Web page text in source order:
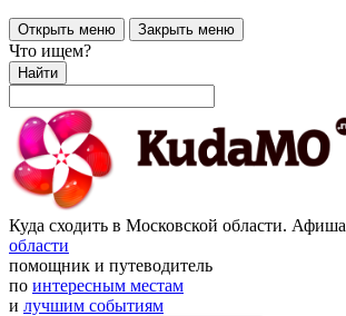
Открыть меню Закрыть меню
Что ищем?
Найти
Куда сходить в Московской области. Афиша
области
помощник и путеводитель
по интересным местам
и лучшим событиям